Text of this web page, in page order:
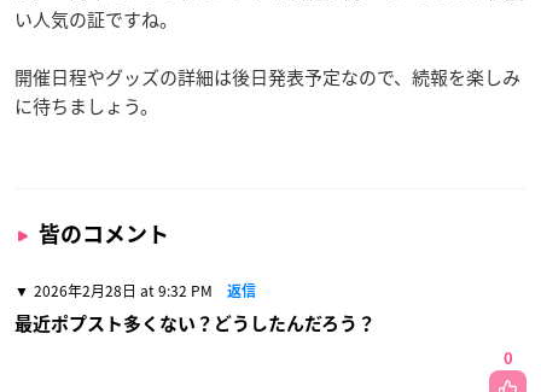
い人気の証ですね。
開催日程やグッズの詳細は後日発表予定なので、続報を楽しみ
に待ちましょう。
皆のコメント
2026年2月28日 at 9:32 PM 返信
最近ポプスト多くない？どうしたんだろう？
0